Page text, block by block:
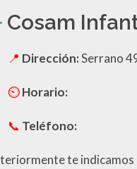
Cosam
Dirección:Serrano
Horario:
Teléfono:
te